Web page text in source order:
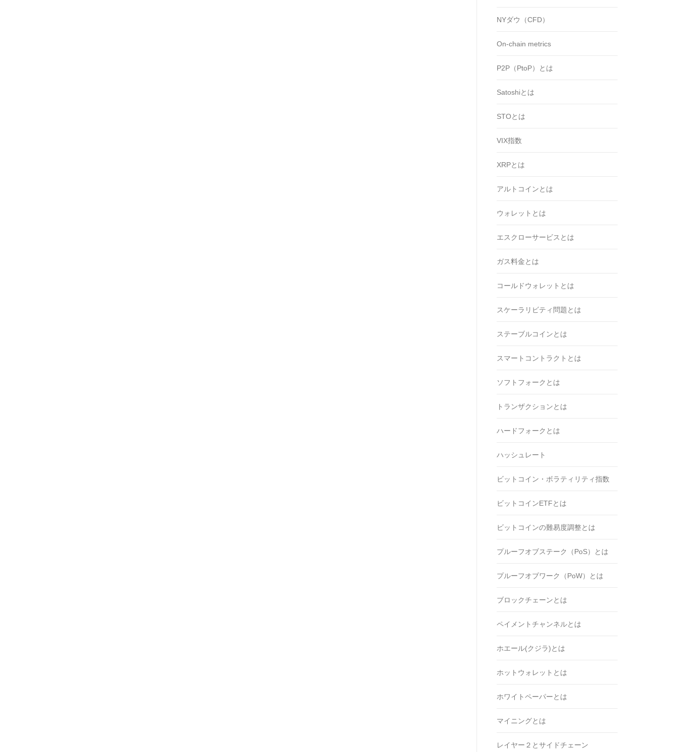
NYダウ（CFD）
On-chain metrics
P2P（PtoP）とは
Satoshiとは
STOとは
VIX指数
XRPとは
アルトコインとは
ウォレットとは
エスクローサービスとは
ガス料金とは
コールドウォレットとは
スケーラリビティ問題とは
ステーブルコインとは
スマートコントラクトとは
ソフトフォークとは
トランザクションとは
ハードフォークとは
ハッシュレート
ビットコイン・ボラティリティ指数
ビットコインETFとは
ビットコインの難易度調整とは
プルーフオブステーク（PoS）とは
プルーフオブワーク（PoW）とは
ブロックチェーンとは
ペイメントチャンネルとは
ホエール(クジラ)とは
ホットウォレットとは
ホワイトペーパーとは
マイニングとは
レイヤー２とサイドチェーン